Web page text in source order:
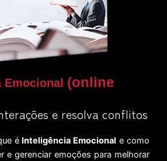
(online
e resolva conflitos
é Inteligência Emocional e como
e gerenciar emoções para melhorar